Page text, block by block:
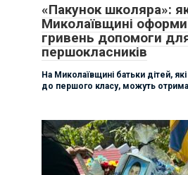
«Пакунок школяра»:
Миколаївщині
гривень допомоги
першокласників
На Миколаївщині батьки дітей,
до першого класу, можуть